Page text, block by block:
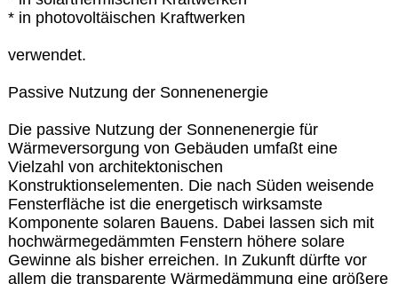
* in photovoltäischen Kraftwerken
verwendet.
Passive Nutzung der Sonnenenergie
Die passive Nutzung der Sonnenenergie für
Wärmeversorgung von Gebäuden umfaßt eine
Vielzahl von architektonischen
Konstruktionselementen. Die nach Süden weisende
Fensterfläche ist die energetisch wirksamste
Komponente solaren Bauens. Dabei lassen sich mit
hochwärmegedämmten Fenstern höhere solare
Gewinne als bisher erreichen. In Zukunft dürfte vor
allem die transparente Wärmedämmung eine größere